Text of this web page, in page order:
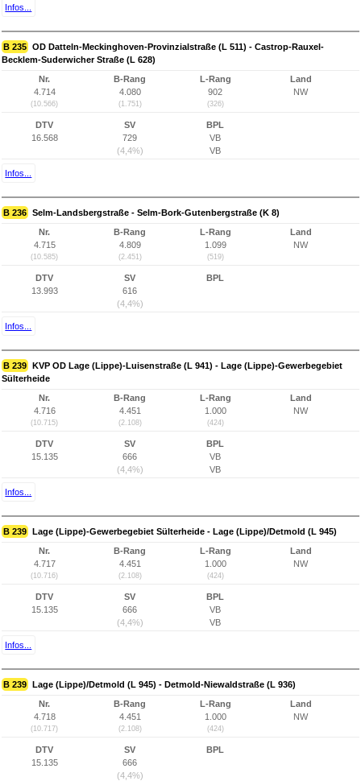
Infos...
B 235 OD Datteln-Meckinghoven-Provinzialstraße (L 511) - Castrop-Rauxel-
Becklem-Suderwicher Straße (L 628)
Nr.
4.714
(10.566)
B-Rang
4.080
(1.751)
L-Rang
902
(326)
Land
NW
DTV
16.568
SV
729
(4,4%)
BPL
VB
VB
Infos...
B 236 Selm-Landsbergstraße - Selm-Bork-Gutenbergstraße (K 8)
Nr.
4.715
(10.585)
B-Rang
4.809
(2.451)
L-Rang
1.099
(519)
Land
NW
DTV
13.993
SV
616
(4,4%)
BPL
Infos...
B 239 KVP OD Lage (Lippe)-Luisenstraße (L 941) - Lage (Lippe)-Gewerbegebiet
Sülterheide
Nr.
4.716
(10.715)
B-Rang
4.451
(2.108)
L-Rang
1.000
(424)
Land
NW
DTV
15.135
SV
666
(4,4%)
BPL
VB
VB
Infos...
B 239 Lage (Lippe)-Gewerbegebiet Sülterheide - Lage (Lippe)/Detmold (L 945)
Nr.
4.717
(10.716)
B-Rang
4.451
(2.108)
L-Rang
1.000
(424)
Land
NW
DTV
15.135
SV
666
(4,4%)
BPL
VB
VB
Infos...
B 239 Lage (Lippe)/Detmold (L 945) - Detmold-Niewaldstraße (L 936)
Nr.
4.718
(10.717)
B-Rang
4.451
(2.108)
L-Rang
1.000
(424)
Land
NW
DTV
15.135
SV
666
(4,4%)
BPL